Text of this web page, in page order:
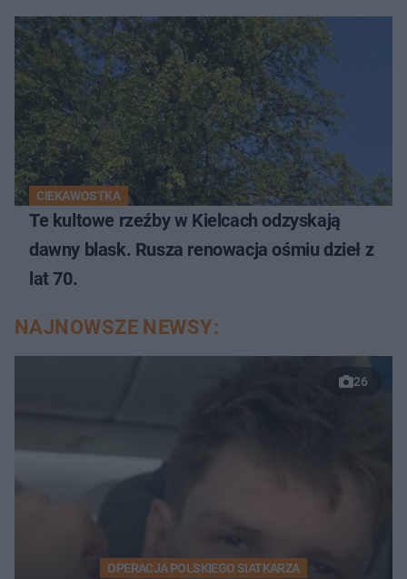
CIEKAWOSTKA
Te kultowe rzeźby w Kielcach odzyskają
dawny blask. Rusza renowacja ośmiu dzieł z
lat 70.
NAJNOWSZE NEWSY:
26
OPERACJA POLSKIEGO SIATKARZA